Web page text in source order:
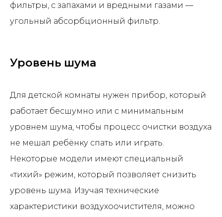
фильтры, с запахами и вредными газами —
угольный абсорбционный фильтр.
Уровень шума
Для детской комнаты нужен прибор, который
работает бесшумно или с минимальным
уровнем шума, чтобы процесс очистки воздуха
не мешал ребёнку спать или играть.
Некоторые модели имеют специальный
«тихий» режим, который позволяет снизить
уровень шума. Изучая технические
характеристики воздухоочистителя, можно